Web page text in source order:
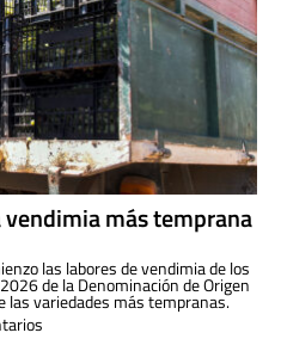
vendimia más temprana
las labores de vendimia de los
de la Denominación de Origen
las variedades más tempranas.